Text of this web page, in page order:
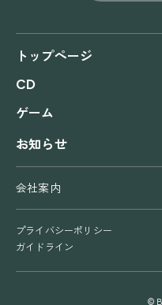
トップページ
CD
ゲーム
お知らせ
会社案内
プライバシーポリシー
ガイドライン
©